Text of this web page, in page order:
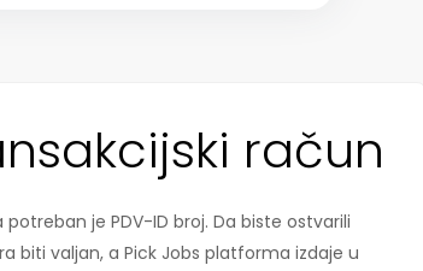
račun
je PDV-ID broj. Da biste ostvarili
biti valjan, a Pick Jobs platforma izdaje u